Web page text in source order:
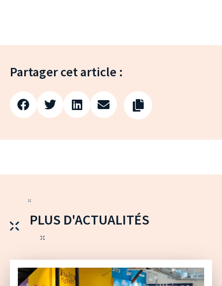
Partager cet article :
PLUS D'ACTUALITÉS